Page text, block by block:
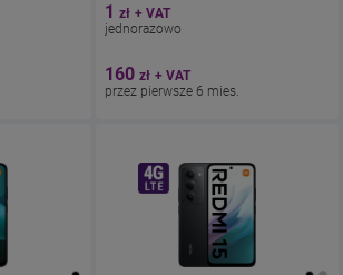
Ekran 6.9”
Pamięć 256 GB
1 zł + VAT
jednorazowo
160 zł + VAT
przez pierwsze 6 mies.